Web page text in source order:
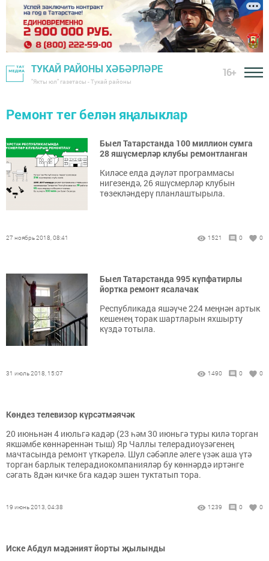
ТУКАЙ РАЙОНЫ ХӘБӘРЛӘРЕ
"Якты юл" газетасы - Тукай районы
16+
Ремонт тег белән яңалыклар
Быел Татарстанда 100 миллион сумга
28 яшүсмерләр клубы ремонтланган
Киләсе елда дәүләт программасы
нигезендә, 26 яшүсмерләр клубын
төзекләндерү планлаштырыла.
27 ноябрь 2018, 08:41 1521 0 0
Быел Татарстанда 995 күпфатирлы
йортка ремонт ясалачак
Республикада яшәүче 224 меңнән артык
кешенең торак шартларын яхшырту
күздә тотыла.
31 июль 2018, 15:07 1490 0 0
Көндез телевизор күрсәтмәячәк
20 июньнән 4 июльгә кадәр (23 һәм 30 июньгә туры килә торган
якшәмбе көннәреннән тыш) Яр Чаллы телерадиоүзәгенең
мачтасында ремонт үткәрелә. Шул сәбәпле әлеге үзәк аша үтә
торган барлык телерадиокомпанияләр бу көннәрдә иртәнге
сәгать 8дән кичке 6га кадәр эшен туктатып тора.
19 июнь 2013, 04:38 1239 0 0
Иске Абдул мәдәният йорты җылынды